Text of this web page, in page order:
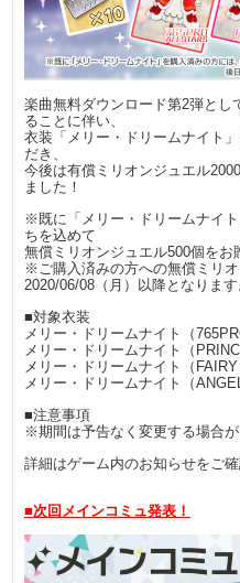
楽曲無料ダウンロード第2弾とし
ることに伴い、
衣装「メリー・ドリームナイト
だき、
今後は有償ミリオンジュエル
ました！
※既に「メリー・ドリームナイ
ちを込めて
無償ミリオンジュエル500個をお
※ご購入済みの方への無償ミリオ
2020/06/08（月）以降となります
■対象衣装
メリー・ドリームナイト（
メリー・ドリームナイト（
メリー・ドリームナイト（FAIRY
メリー・ドリームナイト（
■注意事項
※期間は予告なく変更する場合が
詳細はゲーム内のお知らせをご確
■次回メインコミュ発表！